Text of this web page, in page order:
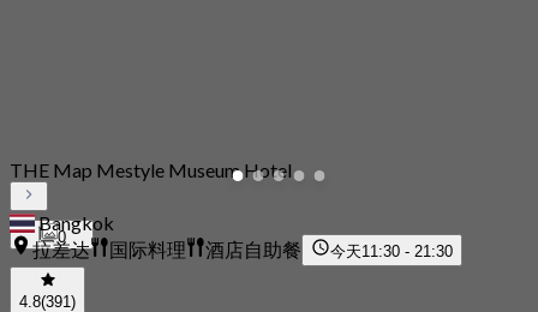
0
THE Map Mestyle Museum Hotel
Bangkok
拉差达
国际料理 酒店自助餐 今天11:30 - 21:30
4.8(391)